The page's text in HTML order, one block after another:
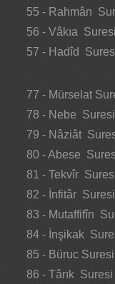
55 - Rahmân
56 - Vâkıa Suresi
57 - Hadîd
77 - Mürselat
78 - Nebe Suresi
79 - Nâziât
80 - Abese
81 - Tekvîr
82 - İnfitâr Suresi
83 - Mutaffifîn
84 - İnşikak
85 - Büruc Suresi
86 - Târık Suresi